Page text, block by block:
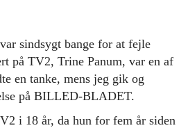
på TV2, Trine Panum, var en af
en tanke, mens jeg gik og
på BILLED-BLADET.
i 18 år, da hun for fem år siden